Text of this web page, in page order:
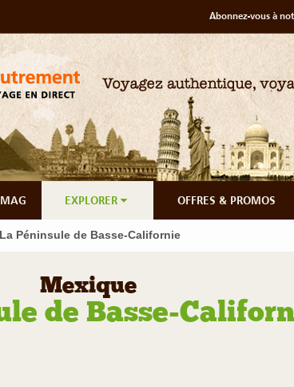
Abonnez-vous à
EXPLORER OFFRES & PROMOS
La Péninsule de Basse-Californie
Mexique
de Basse-